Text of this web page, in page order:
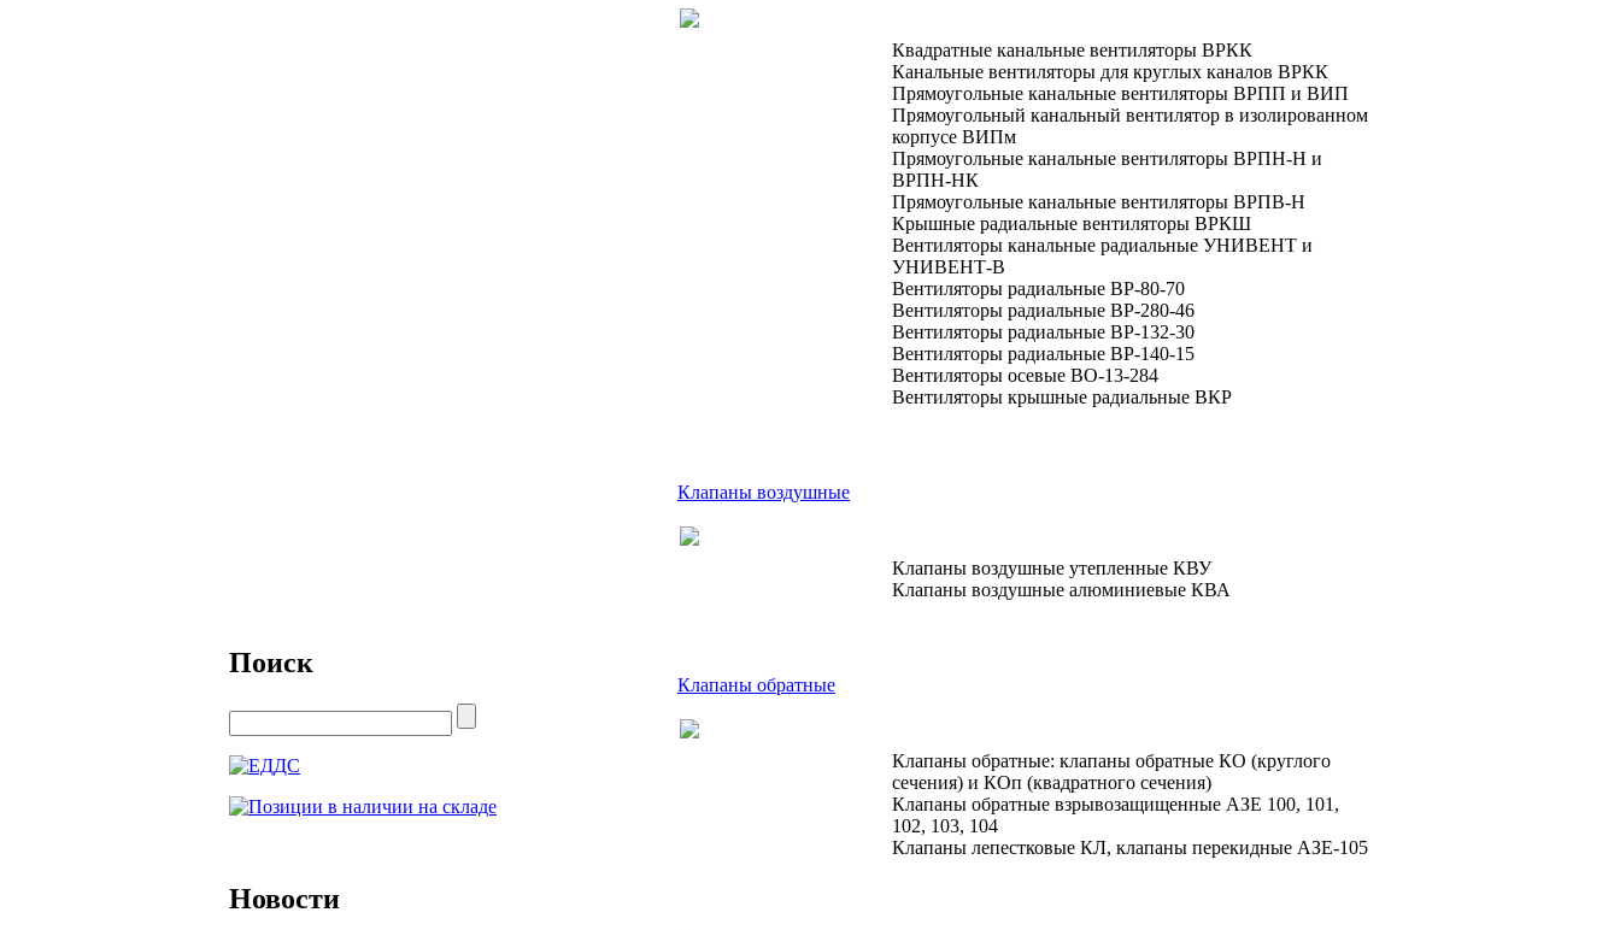
Поиск
Новости
Квадратные канальные вентиляторы ВРКК
Канальные вентиляторы для круглых каналов ВРКК
Прямоугольные канальные вентиляторы ВРПП и ВИП
Прямоугольный канальный вентилятор в изолированном
корпусе ВИПм
Прямоугольные канальные вентиляторы ВРПН-Н и
ВРПН-НК
Прямоугольные канальные вентиляторы ВРПВ-Н
Крышные радиальные вентиляторы ВРКШ
Вентиляторы канальные радиальные УНИВЕНТ и
УНИВЕНТ-В
Вентиляторы радиальные ВР-80-70
Вентиляторы радиальные ВР-280-46
Вентиляторы радиальные ВР-132-30
Вентиляторы радиальные ВР-140-15
Вентиляторы осевые ВО-13-284
Вентиляторы крышные радиальные ВКР
Клапаны воздушные
Клапаны воздушные утепленные КВУ
Клапаны воздушные алюминиевые КВА
Клапаны обратные
Клапаны обратные: клапаны обратные КО (круглого
сечения) и КОп (квадратного сечения)
Клапаны обратные взрывозащищенные АЗЕ 100, 101,
102, 103, 104
Клапаны лепестковые КЛ, клапаны перекидные АЗЕ-105